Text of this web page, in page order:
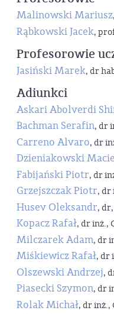
Malinowski Mariusz
Rąbkowski Jacek,
Profesorowie
Jasiński Marek, dr
Adiunkci
Askari Abolverdi
Bachman Serafin, dr
Carreno Alvaro, dr
Dzieniakowski
Fabijański Piotr, dr
Grzejszczak Piotr, dr
Husev Oleksandr,
Kopacz Rafał, dr inż.,
Milczarek Adam, dr
Miśkiewicz Rafał, dr
Olszewski Andrzej,
Piasecki Szymon, dr
Rolak Michał, dr inż.,